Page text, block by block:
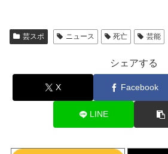
芸スポ ニュース 死亡 芸能
シェアする
X Facebook
LINE